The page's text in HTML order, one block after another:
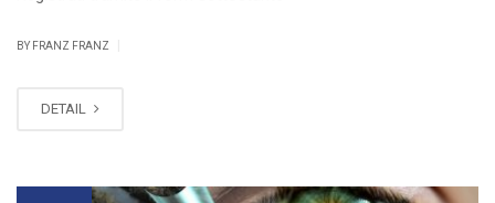
BY FRANZ FRANZ
DETAIL